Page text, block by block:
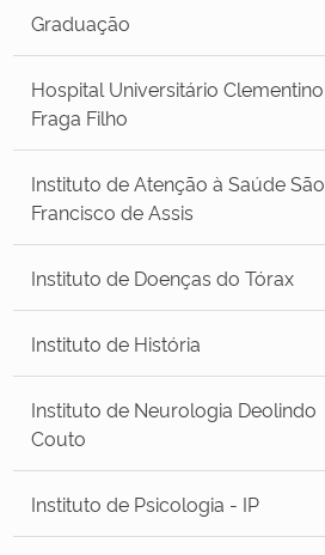
Graduação
Hospital Universitário Clementino
Fraga Filho
Instituto de Atenção à Saúde São
Francisco de Assis
Instituto de Doenças do Tórax
Instituto de História
Instituto de Neurologia Deolindo
Couto
Instituto de Psicologia - IP